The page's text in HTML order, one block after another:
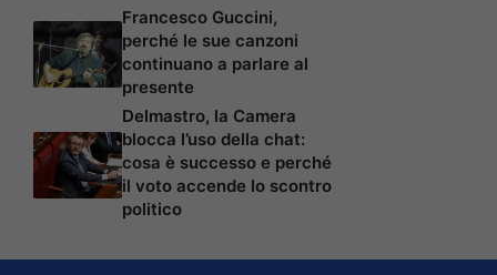
Francesco Guccini,
perché le sue canzoni
continuano a parlare al
presente
Delmastro, la Camera
blocca l’uso della chat:
cosa è successo e perché
il voto accende lo scontro
politico